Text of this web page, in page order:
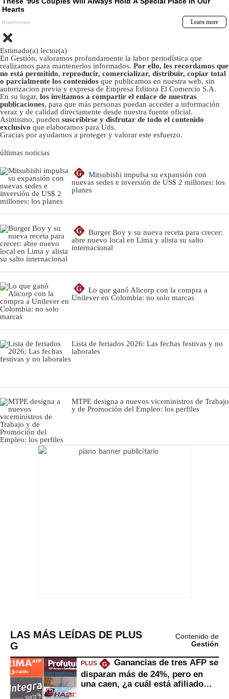
Estimado(a) lector(a)
En Gestión, valoramos profundamente la labor periodística que
realizamos para mantenerlos informados. Por ello, les recordamos que
no está permitido, reproducir, comercializar, distribuir, copiar total
o parcialmente los contenidos que publicamos en nuestra web, sin
autorizacion previa y expresa de Empresa Editora El Comercio S.A.
En su lugar, los invitamos a compartir el enlace de nuestras
publicaciones, para que más personas puedan acceder a información
veraz y de calidad directamente desde nuestra fuente oficial.
Asimismo, pueden suscribirse y disfrutar de todo el contenido
exclusivo que elaboramos para Uds.
Gracias por ayudarnos a proteger y valorar este esfuerzo.
últimas noticias
G
Mitsubishi impulsa su expansión con
nuevas sedes e inversión de US$ 2 millones: los
planes
G
Burger Boy y su nueva receta para crecer:
abre nuevo local en Lima y alista su salto
internacional
G
Lo que ganó Alicorp con la compra a
Unilever en Colombia: no solo marcas
Lista de feriados 2026: Las fechas festivas y no
laborales
MTPE designa a nuevos viceministros de Trabajo
y de Promoción del Empleo: los perfiles
LAS MÁS LEÍDAS DE PLUS
G
Contenido de
Gestión
PLUS G
Ganancias de tres AFP se
disparan más de 24%, pero en
una caen, ¿a cuál está afiliado